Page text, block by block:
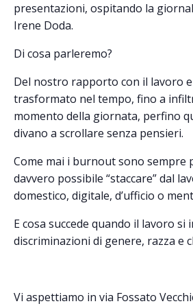
presentazioni, ospitando la
Irene Doda.
Di cosa parleremo?
Del nostro rapporto con il lavoro e
trasformato nel tempo, fino a
momento della giornata, perfino
divano a scrollare senza pensieri.
Come mai i burnout sono sempre
davvero possibile “staccare” dal
domestico, digitale, d’ufficio o
E cosa succede quando il lavoro si
discriminazioni di genere, razza e
Vi aspettiamo in via Fossato